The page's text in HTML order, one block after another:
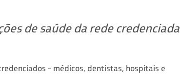
de saúde da rede credenciada
- médicos, dentistas, hospitais e